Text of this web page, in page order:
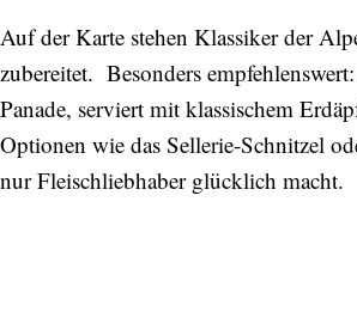
Auf der Karte stehen Klassiker der
zubereitet. Besonders
Panade, serviert mit klassischem
Optionen wie das Sellerie‑Schnitzel
nur Fleischliebhaber glücklich macht.